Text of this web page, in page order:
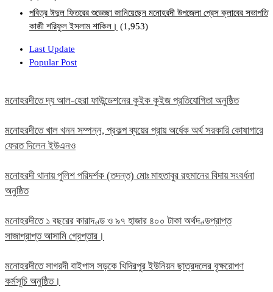
পবিত্র ঈদুল ফিতরের শুভেচ্ছা জানিয়েছেন মনোহরদী উপজেলা প্রেস ক্লাবের সভাপতি
কাজী শরিফুল ইসলাম শাকিল। (1,953)
Last Update
Popular Post
মনোহরদীতে দ্য আল-হেরা ফাউন্ডেশনের কুইক কুইজ প্রতিযোগিতা অনুষ্ঠিত
মনোহরদীতে খাল খনন সম্পন্ন, প্রকল্প ব্যয়ের প্রায় অর্ধেক অর্থ সরকারি কোষাগারে
ফেরত দিলেন ইউএনও
মনোহরদী থানায় পুলিশ পরিদর্শক (তদন্ত) মোঃ মাহতাবুর রহমানের বিদায় সংবর্ধনা
অনুষ্ঠিত
মনোহরদীতে ১ বছরের কারাদণ্ড ও ৯৭ হাজার ৪০০ টাকা অর্থদণ্ডপ্রাপ্ত
সাজাপ্রাপ্ত আসামি গ্রেপ্তার।
মনোহরদীতে সাগরদী বাইপাস সড়কে খিদিরপুর ইউনিয়ন ছাত্রদলের বৃক্ষরোপণ
কর্মসূচি অনুষ্ঠিত।